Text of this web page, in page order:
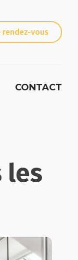
rendez-vous
CONTACT
les